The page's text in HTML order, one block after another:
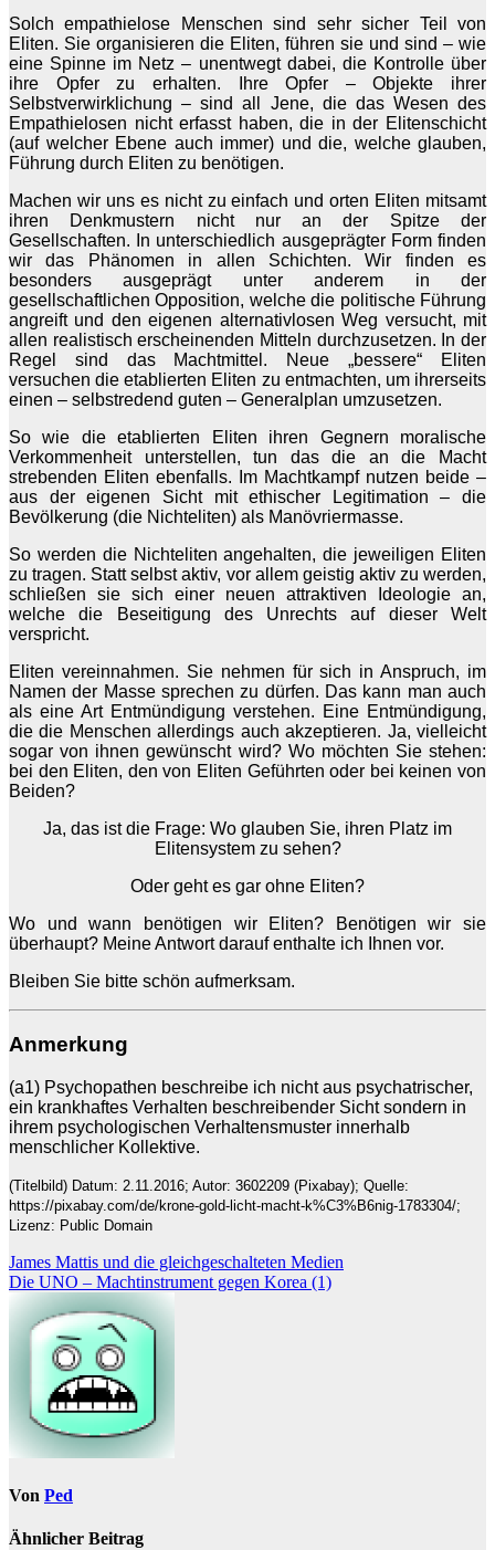
Solch empathielose Menschen sind sehr sicher Teil von
Eliten. Sie organisieren die Eliten, führen sie und sind – wie
eine Spinne im Netz – unentwegt dabei, die Kontrolle über
ihre Opfer zu erhalten. Ihre Opfer – Objekte ihrer
Selbstverwirklichung – sind all Jene, die das Wesen des
Empathielosen nicht erfasst haben, die in der Elitenschicht
(auf welcher Ebene auch immer) und die, welche glauben,
Führung durch Eliten zu benötigen.
Machen wir uns es nicht zu einfach und orten Eliten mitsamt
ihren Denkmustern nicht nur an der Spitze der
Gesellschaften. In unterschiedlich ausgeprägter Form finden
wir das Phänomen in allen Schichten. Wir finden es
besonders ausgeprägt unter anderem in der
gesellschaftlichen Opposition, welche die politische Führung
angreift und den eigenen alternativlosen Weg versucht, mit
allen realistisch erscheinenden Mitteln durchzusetzen. In der
Regel sind das Machtmittel. Neue „bessere“ Eliten
versuchen die etablierten Eliten zu entmachten, um ihrerseits
einen – selbstredend guten – Generalplan umzusetzen.
So wie die etablierten Eliten ihren Gegnern moralische
Verkommenheit unterstellen, tun das die an die Macht
strebenden Eliten ebenfalls. Im Machtkampf nutzen beide –
aus der eigenen Sicht mit ethischer Legitimation – die
Bevölkerung (die Nichteliten) als Manövriermasse.
So werden die Nichteliten angehalten, die jeweiligen Eliten
zu tragen. Statt selbst aktiv, vor allem geistig aktiv zu werden,
schließen sie sich einer neuen attraktiven Ideologie an,
welche die Beseitigung des Unrechts auf dieser Welt
verspricht.
Eliten vereinnahmen. Sie nehmen für sich in Anspruch, im
Namen der Masse sprechen zu dürfen. Das kann man auch
als eine Art Entmündigung verstehen. Eine Entmündigung,
die die Menschen allerdings auch akzeptieren. Ja, vielleicht
sogar von ihnen gewünscht wird? Wo möchten Sie stehen:
bei den Eliten, den von Eliten Geführten oder bei keinen von
Beiden?
Ja, das ist die Frage: Wo glauben Sie, ihren Platz im
Elitensystem zu sehen?
Oder geht es gar ohne Eliten?
Wo und wann benötigen wir Eliten? Benötigen wir sie
überhaupt? Meine Antwort darauf enthalte ich Ihnen vor.
Bleiben Sie bitte schön aufmerksam.
Anmerkung
(a1) Psychopathen beschreibe ich nicht aus psychatrischer,
ein krankhaftes Verhalten beschreibender Sicht sondern in
ihrem psychologischen Verhaltensmuster innerhalb
menschlicher Kollektive.
(Titelbild) Datum: 2.11.2016; Autor: 3602209 (Pixabay); Quelle:
https://pixabay.com/de/krone-gold-licht-macht-k%C3%B6nig-1783304/;
Lizenz: Public Domain
Beitragsnavigation
James Mattis und die gleichgeschalteten Medien
Die UNO – Machtinstrument gegen Korea (1)
Von Ped
Ähnlicher Beitrag